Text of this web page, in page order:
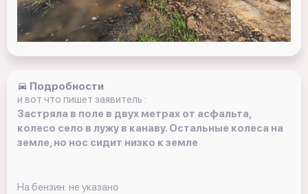
Подробности
и вот что пишет заявитель :
Застряла в поле в двух метрах от асфальта,
колесо село в лужу в канаву. Остальные колеса на
земле, но нос сидит низко к земле
На бензин: не указано